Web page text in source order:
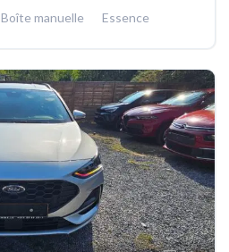
Boîte manuelle
Essence